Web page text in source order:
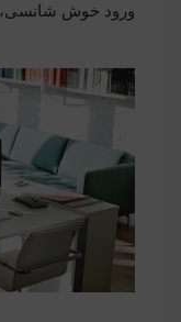
ورود خوش شانسی،